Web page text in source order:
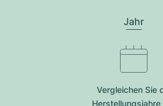
Jahr
Vergleichen Sie
Herstellungsjahre